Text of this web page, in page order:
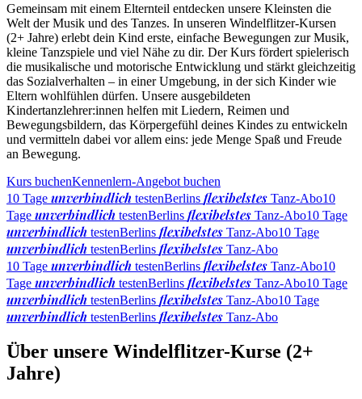
Gemeinsam mit einem Elternteil entdecken unsere Kleinsten die
Welt der Musik und des Tanzes. In unseren Windelflitzer-Kursen
(2+ Jahre) erlebt dein Kind erste, einfache Bewegungen zur Musik,
kleine Tanzspiele und viel Nähe zu dir. Der Kurs fördert spielerisch
die musikalische und motorische Entwicklung und stärkt gleichzeitig
das Sozialverhalten – in einer Umgebung, in der sich Kinder wie
Eltern wohlfühlen dürfen. Unsere ausgebildeten
Kindertanzlehrer:innen helfen mit Liedern, Reimen und
Bewegungsbildern, das Körpergefühl deines Kindes zu entwickeln
und vermitteln dabei vor allem eins: jede Menge Spaß und Freude
an Bewegung.
Kurs buchenKennenlern-Angebot buchen
10 Tage unverbindlich testenBerlins flexibelstes Tanz-Abo10
Tage unverbindlich testenBerlins flexibelstes Tanz-Abo10 Tage
unverbindlich testenBerlins flexibelstes Tanz-Abo10 Tage
unverbindlich testenBerlins flexibelstes Tanz-Abo
10 Tage unverbindlich testenBerlins flexibelstes Tanz-Abo10
Tage unverbindlich testenBerlins flexibelstes Tanz-Abo10 Tage
unverbindlich testenBerlins flexibelstes Tanz-Abo10 Tage
unverbindlich testenBerlins flexibelstes Tanz-Abo
Über unsere Windelflitzer-Kurse (2+
Jahre)